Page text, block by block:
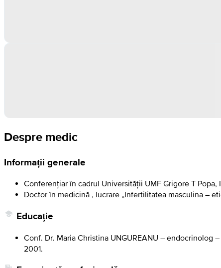
Despre medic
Informații generale
Conferențiar în cadrul Universității UMF Grigore T Popa,
Doctor în medicină , lucrare „Infertilitatea masculina –
Educație
Conf. Dr. Maria Christina UNGUREANU – endocrinolog
2001.